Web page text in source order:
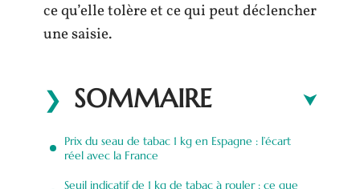
ce qu’elle tolère et ce qui peut déclencher
une saisie.
SOMMAIRE
Prix du seau de tabac 1 kg en Espagne : l’écart
réel avec la France
Seuil indicatif de 1 kg de tabac à rouler : ce que